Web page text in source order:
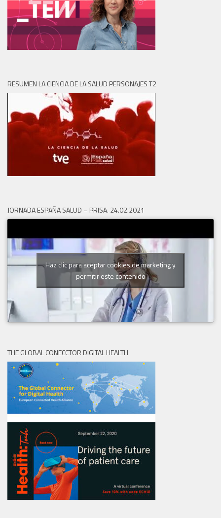
RESUMEN LA CIENCIA DE LA SALUD PERSONAJES T2
JORNADA ESPAÑA SALUD – PRISA. 24.02.2021
Haz clic para aceptar cookies de marketing y
permitir este contenido
THE GLOBAL CONECCTOR DIGITAL HEALTH